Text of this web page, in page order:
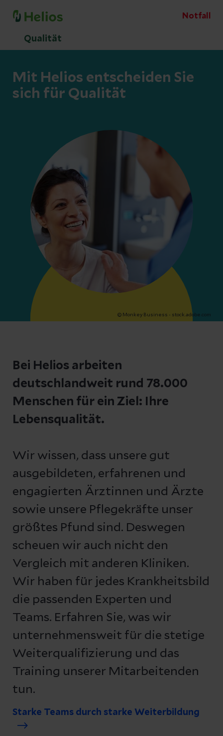
Notfall
Qualität
Mit Helios entscheiden Sie
sich für Qualität
© Monkey Business - stock.adobe.com
Bei Helios arbeiten
deutschlandweit rund 78.000
Menschen für ein Ziel: Ihre
Lebensqualität.
Wir wissen, dass unsere gut
ausgebildeten, erfahrenen und
engagierten Ärztinnen und Ärzte
sowie unsere Pflegekräfte unser
größtes Pfund sind. Deswegen
scheuen wir auch nicht den
Vergleich mit anderen Kliniken.
Wir haben für jedes Krankheitsbild
die passenden Experten und
Teams. Erfahren Sie, was wir
unternehmensweit für die stetige
Weiterqualifizierung und das
Training unserer Mitarbeitenden
tun.
Starke Teams durch starke Weiterbildung